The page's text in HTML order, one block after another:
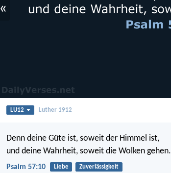
«
LU12 Luther 1912
Denn deine Güte ist, soweit der Himmel ist,
und deine Wahrheit, soweit die Wolken gehen.
Psalm 57:10 Liebe Zuverlässigkeit